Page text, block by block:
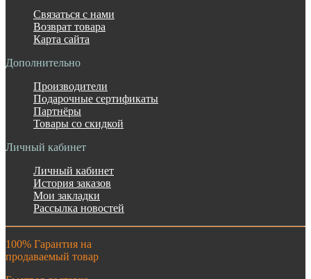
Связаться с нами
Возврат товара
Карта сайта
Дополнительно
Производители
Подарочные сертификаты
Партнёры
Товары со скидкой
Личный кабинет
Личный кабинет
История заказов
Мои закладки
Рассылка новостей
100% Гарантия на
продаваемый товар